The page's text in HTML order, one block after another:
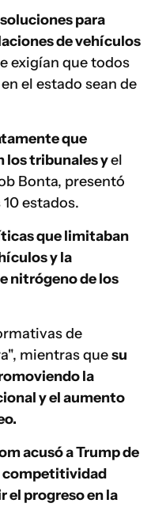
para
de vehículos
exigían que todos
el estado sean de
que
los tribunales yel
Bonta, presentó
estados.
y la
nitrógeno de los
mientras quesu
la
y el aumento
acusó a Trump de
competitividad
el progreso en la